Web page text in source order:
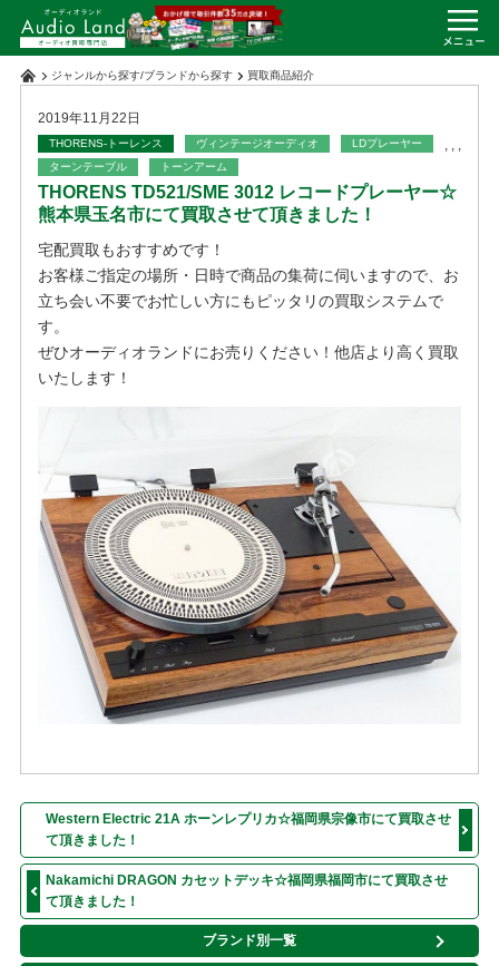
ジャンルから探す/ブランドから探す 買取商品紹介
2019年11月22日
THORENS-トーレンス ヴィンテージオーディオ ,
LDプレーヤー ,
ターンテーブル
,
トーンアーム
THORENS TD521/SME 3012 レコードプレーヤー☆
熊本県玉名市にて買取させて頂きました！
宅配買取もおすすめです！
お客様ご指定の場所・日時で商品の集荷に伺いますので、お
立ち会い不要でお忙しい方にもピッタリの買取システムで
す。
ぜひオーディオランドにお売りください！他店より高く買取
いたします！
Western Electric 21A ホーンレプリカ☆福岡県宗像市にて買取させ
て頂きました！
Nakamichi DRAGON カセットデッキ☆福岡県福岡市にて買取させ
て頂きました！
ブランド別一覧